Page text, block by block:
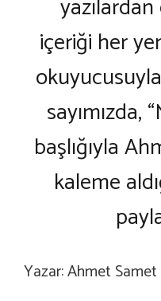
içeriği her
sayımızda,
başlığıyla
kaleme
Yazar: Ahmet